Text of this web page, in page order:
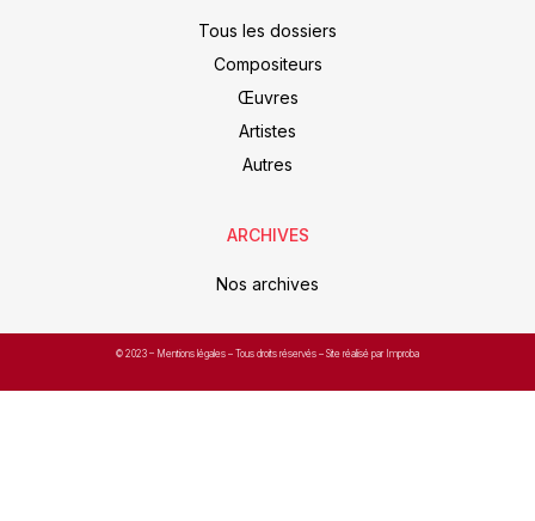
Tous les dossiers
Compositeurs
Œuvres
Artistes
Autres
ARCHIVES
Nos archives
© 2023 – Mentions légales – Tous droits réservés – Site réalisé par Improba